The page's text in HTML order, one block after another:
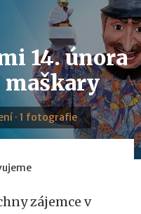
14. února
· 1 fotografie
zájemce v